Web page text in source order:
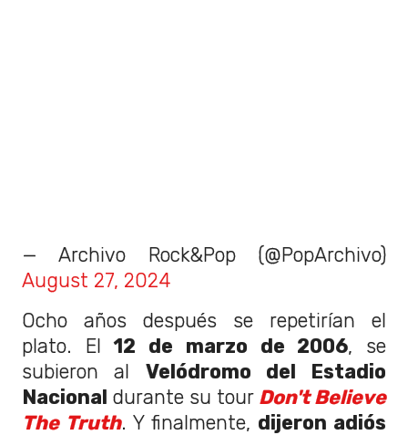
— Archivo Rock&Pop (@PopArchivo)
August 27, 2024
Ocho años después se repetirían el
plato. El12 de marzo de 2006, se
subieron al Velódromo del Estadio
Nacional durante su tour Don't Believe
The Truth. Y finalmente, dijeron adiós